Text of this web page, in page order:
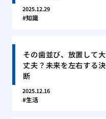
2025.12.29
知識
その歯並び、放置して大
丈夫？未来を左右する決
断
2025.12.16
生活